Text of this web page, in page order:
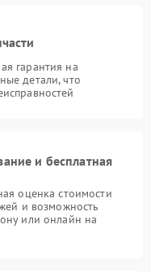
гарантия на
детали, что
и бесплатная
оценка стоимости
и возможность
или онлайн на